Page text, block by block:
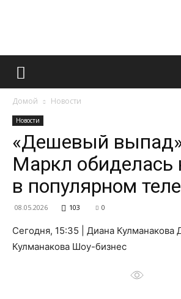
и
о
Домой Новости
Новости
«Дешевый
Маркл обиделась
в популярном
08.05.2026 103 0
Сегодня, 15:35 | Диана Кулманакова
Кулманакова Шоу-бизнес